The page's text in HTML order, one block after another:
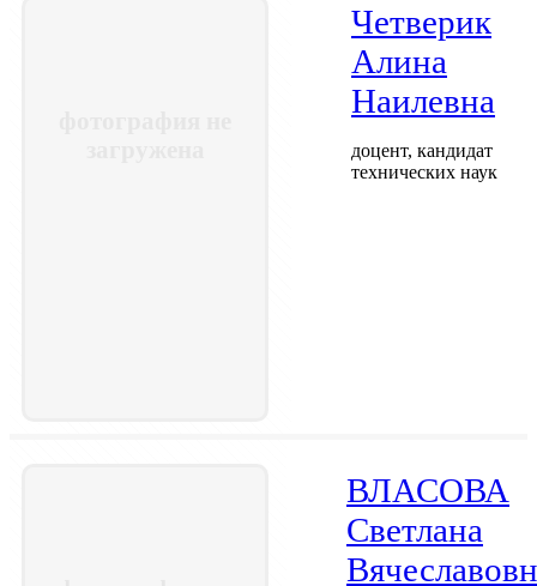
Четверик
Алина
Наилевна
доцент, кандидат
технических наук
ВЛАСОВА
Светлана